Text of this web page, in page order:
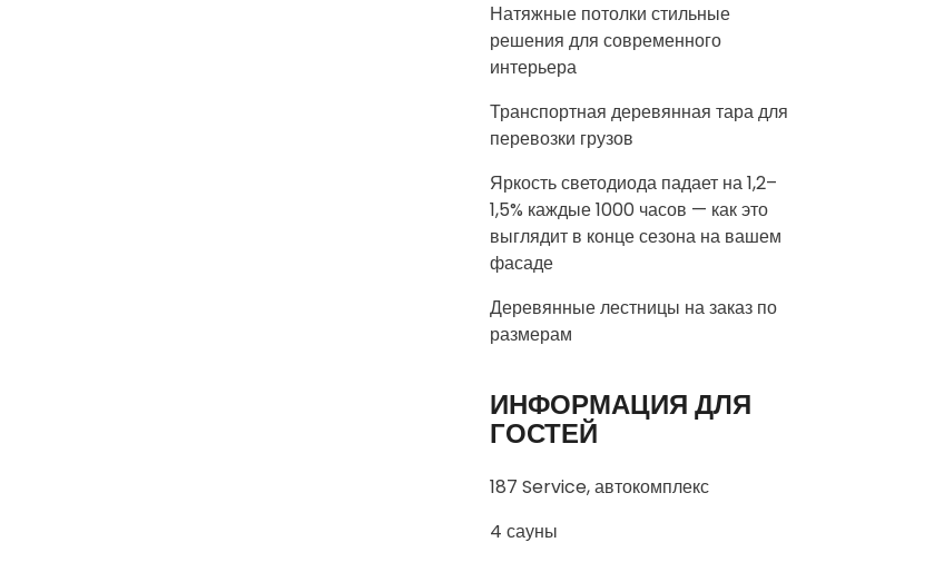
Натяжные потолки стильные
решения для современного
интерьера
Транспортная деревянная тара для
перевозки грузов
Яркость светодиода падает на 1,2–
1,5% каждые 1000 часов — как это
выглядит в конце сезона на вашем
фасаде
Деревянные лестницы на заказ по
размерам
ИНФОРМАЦИЯ ДЛЯ
ГОСТЕЙ
187 Service, автокомплекс
4 сауны